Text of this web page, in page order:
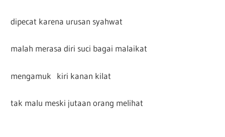
dipecat karena urusan syahwat
malah merasa diri suci bagai malaikat
mengamuk kiri kanan kilat
tak malu meski jutaan orang melihat